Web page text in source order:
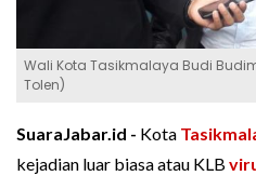
Wali Kota Tasikmalaya Budi
Tolen)
SuaraJabar.id - Kota
kejadian luar biasa atau KLB